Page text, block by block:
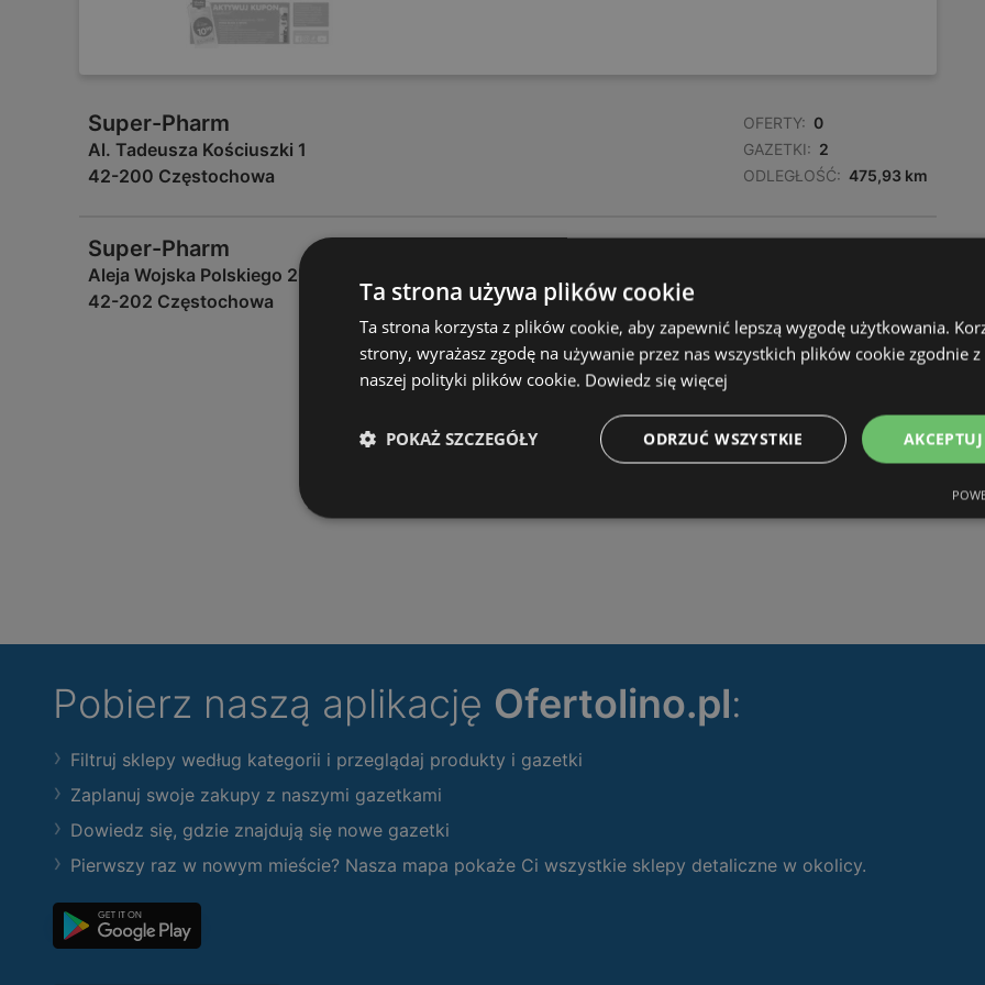
Super-Pharm
Al. Tadeusza Kościuszki 1
42-200 Częstochowa
OFERTY: 0
GAZETKI: 2
ODLEGŁOŚĆ: 475,93 km
Super-Pharm
Aleja Wojska Polskiego 207
42-202 Częstochowa
Pobierz naszą aplikację Ofertolino.pl:
Filtruj sklepy według kategorii i przeglądaj produkty i gazetki
Zaplanuj swoje zakupy z naszymi gazetkami
Dowiedz się, gdzie znajdują się nowe gazetki
Pierwszy raz w nowym mieście? Nasza mapa pokaże Ci wszystkie sklepy detaliczne w okolicy.
Ta strona używa plików cookie
Ta strona korzysta z plików cookie, aby zapewnić lepszą wygodę użytkowania.
strony, wyrażasz zgodę na używanie przez nas wszystkich plików cookie zgodnie
naszej polityki plików cookie. Dowiedz się więcej
ODRZUĆ WSZYSTKIE
POKAŻ SZCZEGÓŁY